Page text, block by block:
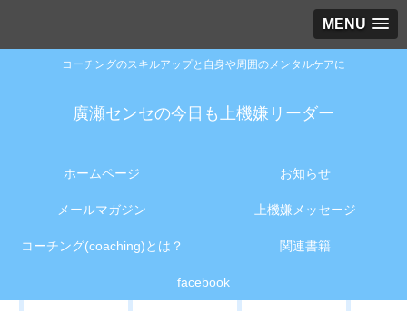
MENU
コーチングのスキルアップと自身や周囲のメンタルケアに
廣瀬センセの今日も上機嫌リーダー
ホームページ お知らせ
メールマガジン 上機嫌メッセージ
コーチング(coaching)とは？ 関連書籍
facebook